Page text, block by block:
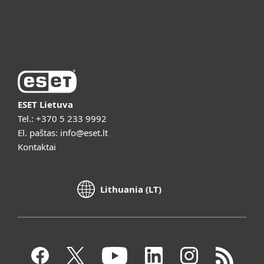
ESET Lietuva
Tel.: +370 5 233 9992
El. paštas: info@eset.lt
Kontaktai
Lithuania (LT)